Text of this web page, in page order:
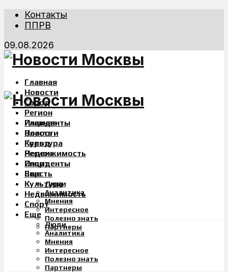
Контакты
ППРВ
09.08.2026
Главная
Новости
Город
Регион
Инциденты
Власть
Культура
Недвижимость
Спорт
Еще
Люди
Аналитика
Мнения
Интересное
Полезно знать
Партнеры
Главная
Новости
Город
Регион
Инциденты
Власть
Культура
Недвижимость
Спорт
Еще
Люди
Аналитика
Мнения
Интересное
Полезно знать
Партнеры